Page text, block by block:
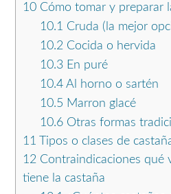
10 Cómo tomar y preparar
10.1 Cruda (la mejor
10.2Cocida o hervida
10.3En puré
10.4Al horno o sartén
10.5 Marron glacé
10.6Otras formas
11 Tipos o clases de
12 Contraindicaciones qué
tiene la castaña